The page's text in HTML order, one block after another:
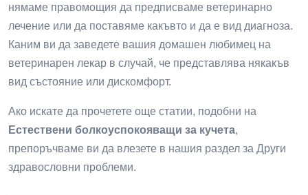
нямаме правомощия да предписваме ветеринарно
лечение или да поставяме какъвто и да е вид диагноза.
Каним ви да заведете вашия домашен любимец на
ветеринарен лекар в случай, че представлява някакъв
вид състояние или дискомфорт.
Ако искате да прочетете още статии, подобни на
Естествени болкоуспокояващи за кучета,
препоръчваме ви да влезете в нашия раздел за Други
здравословни проблеми.